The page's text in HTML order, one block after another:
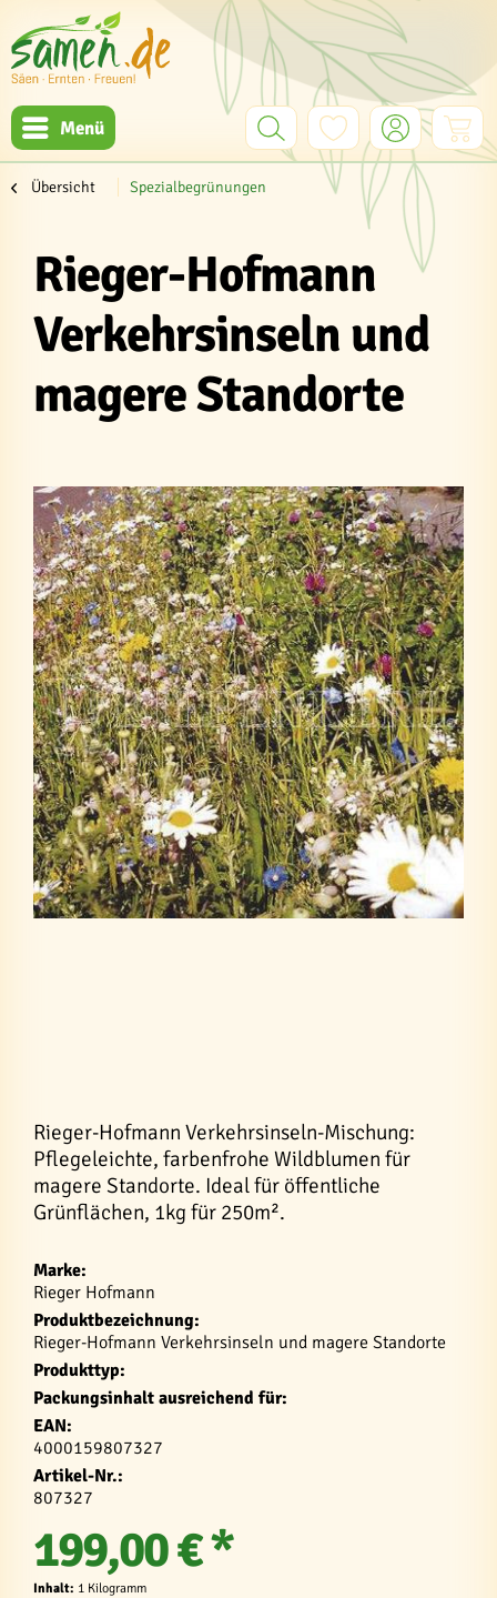
Menü
Übersicht Spezialbegrünungen
Rieger-Hofmann
Verkehrsinseln und
magere Standorte
Rieger-Hofmann Verkehrsinseln-Mischung:
Pflegeleichte, farbenfrohe Wildblumen für
magere Standorte. Ideal für öffentliche
Grünflächen, 1kg für 250m².
Marke:
Rieger Hofmann
Produktbezeichnung:
Rieger-Hofmann Verkehrsinseln und magere Standorte
Produkttyp:
Packungsinhalt ausreichend für:
EAN:
4000159807327
Artikel-Nr.:
807327
199,00 € *
Inhalt: 1 Kilogramm